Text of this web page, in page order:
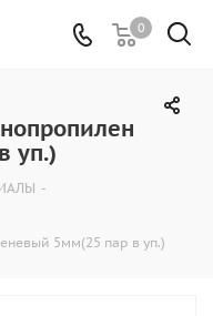
0
уп.)
-
5мм(25 пар в уп.)